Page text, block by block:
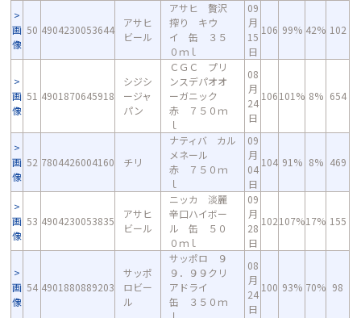
画
像
50 4904230053644
アサヒ
ビール
アサヒ 贅沢
搾り キウ
イ 缶 ３５
０ｍｌ
09
月
15
日
106 99% 42% 102
画
像
51 4901870645918
シジシ
ージャ
パン
ＣＧＣ プリ
ンスデパオオ
ーガニック
赤 ７５０ｍ
ｌ
08
月
24
日
106101% 8% 654
画
像
52 7804426004160 チリ
ナティバ カル
メネール
赤 ７５０ｍ
ｌ
09
月
04
日
104 91% 8% 469
画
像
53 4904230053835
アサヒ
ビール
ニッカ 淡麗
辛口ハイボー
ル 缶 ５０
０ｍｌ
09
月
28
日
102107%17% 155
画
像
54 4901880889203
サッポ
ロビー
ル
サッポロ ９
９．９９クリ
アドライ
缶 ３５０ｍ
08
月
24
日
100 93% 70% 98